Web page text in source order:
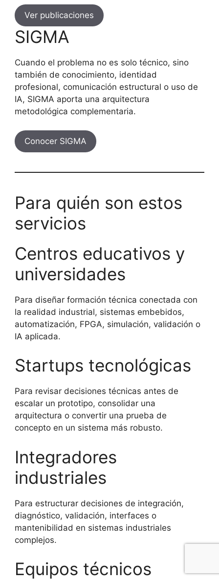
Ver publicaciones
SIGMA
Cuando el problema no es solo técnico, sino
también de conocimiento, identidad
profesional, comunicación estructural o uso de
IA, SIGMA aporta una arquitectura
metodológica complementaria.
Conocer SIGMA
Para quién son estos
servicios
Centros educativos y
universidades
Para diseñar formación técnica conectada con
la realidad industrial, sistemas embebidos,
automatización, FPGA, simulación, validación o
IA aplicada.
Startups tecnológicas
Para revisar decisiones técnicas antes de
escalar un prototipo, consolidar una
arquitectura o convertir una prueba de
concepto en un sistema más robusto.
Integradores
industriales
Para estructurar decisiones de integración,
diagnóstico, validación, interfaces o
mantenibilidad en sistemas industriales
complejos.
Equipos técnicos